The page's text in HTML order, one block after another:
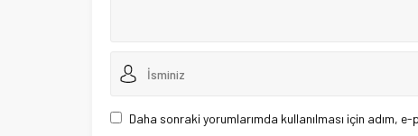
Daha sonraki yorumlarımda kullanılması için adım,